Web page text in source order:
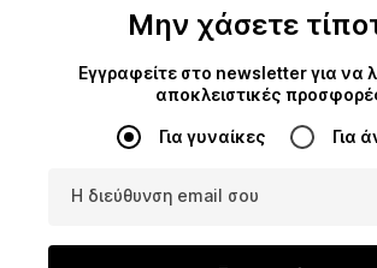
Μην χάσετε
Εγγραφείτε στο newsletter για να
αποκλειστικές
Για γυναίκες Για
Η διεύθυνση email σου